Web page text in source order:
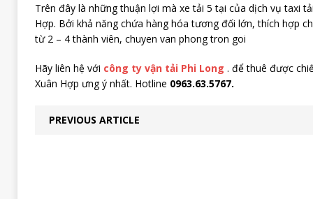
Trên đây là những thuận lợi mà xe tải 5 tại của dịch vụ taxi
Hợp. Bởi khả năng chứa hàng hóa tương đối lớn, thích hợp
từ 2 – 4 thành viên, chuyen van phong tron goi
Hãy liên hệ với công ty vận tải Phi Long . để thuê được
Xuân Hợp ưng ý nhất. Hotline 0963.63.5767.
PREVIOUS ARTICLE